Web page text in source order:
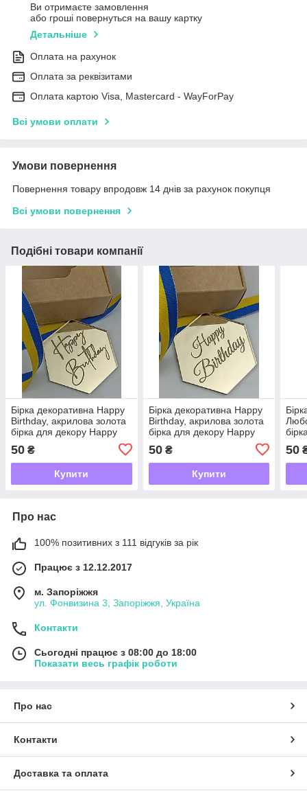
Ви отримаєте замовлення
або гроші повернуться на вашу картку
Детальніше
Оплата на рахунок
Оплата за реквізитами
Оплата картою Visa, Mastercard - WayForPay
Всі умови оплати
Умови повернення
Повернення товару впродовж 14 днів за рахунок покупця
Всі умови повернення
Подібні товари компанії
Бірка декоративна Happy
Birthday, акрилова золота
бірка для декору Happy
50 ₴
Купити
Бірка декоративна Happy
Birthday, акрилова золота
бірка для декору Happy
50₴
Купити
50
Про нас
100% позитивних з 111 відгуків за рік
Працює з 12.12.2017
м. Запоріжжя
ул. Фонвизина 3, Запоріжжя, Україна
Контакти
Сьогодні працює з 08:00 до 18:00
Показати весь графік роботи
Про нас
Контакти
Доставка та оплата